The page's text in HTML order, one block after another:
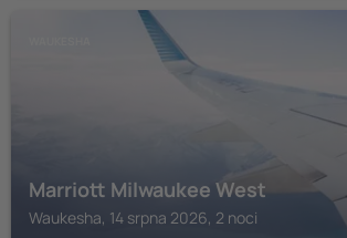
Marriott Milwaukee West
Waukesha, 14 srpna 2026, 2 noci